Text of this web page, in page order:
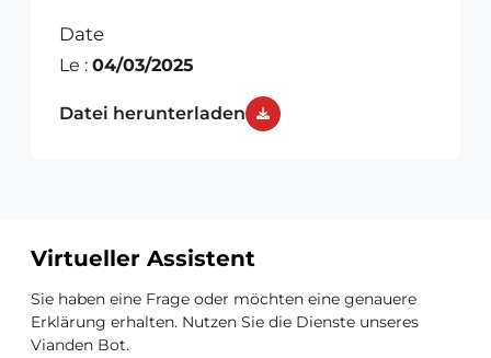
Date
Le : 04/03/2025
Datei herunterladen
Zusätzliche
Ressourcen
Virtueller Assistent
Sie haben eine Frage oder möchten eine genauere
Erklärung erhalten. Nutzen Sie die Dienste unseres
Vianden Bot.